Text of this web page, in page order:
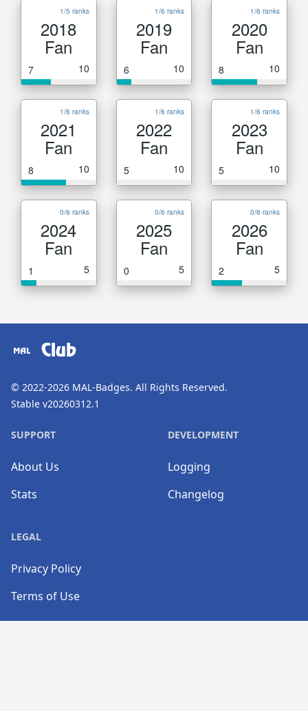
1/5 ranks
2018
Fan
7 10
1/6 ranks
2019
Fan
6 10
1/6 ranks
2020
Fan
8 10
1/6 ranks
2021
Fan
8 10
1/6 ranks
2022
Fan
5 10
1/6 ranks
2023
Fan
5 10
0/6 ranks
2024
Fan
1 5
0/6 ranks
2025
Fan
0 5
0/6 ranks
2026
Fan
2 5
Club
© 2022-2026 MAL-Badges. All Rights Reserved.
Stable v20260312.1
SUPPORT
About Us
Stats
DEVELOPMENT
Logging
Changelog
LEGAL
Privacy Policy
Terms of Use